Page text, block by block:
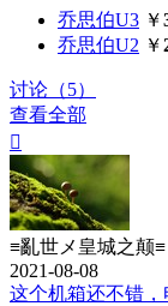
乔思伯U3 ￥
乔思伯U2 ￥
讨论（5）
查看全部

≡亂世メ皇城之颠≡
2021-08-08
这个机箱还不错